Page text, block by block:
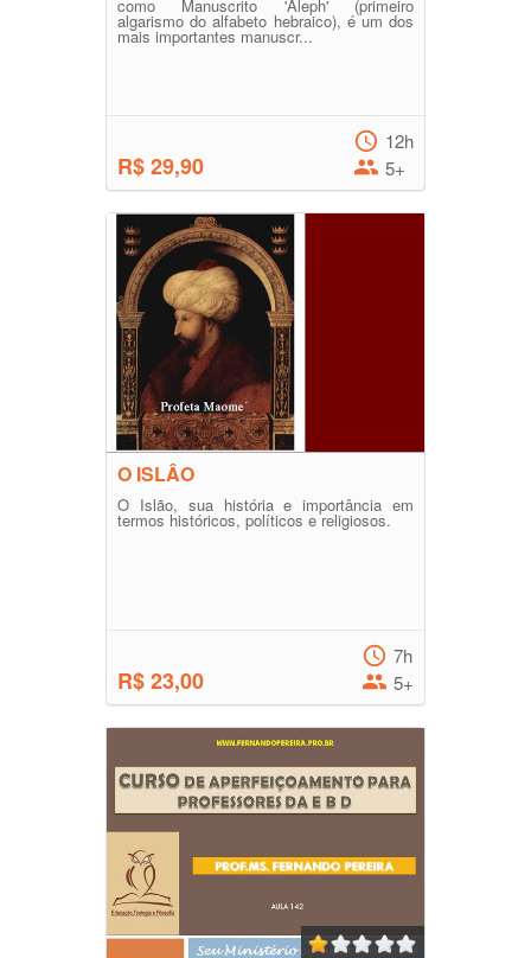
como Manuscrito 'Aleph' (primeiro
algarismo do alfabeto hebraico), é um dos
mais importantes manuscr...
R$ 29,90
12h
5+
O ISLÂO
O Islão, sua história e importância em
termos históricos, políticos e religiosos.
R$ 23,00
7h
5+